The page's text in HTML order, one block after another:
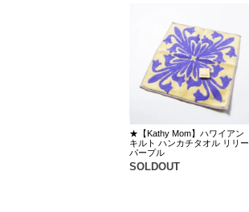
★【Kathy Mom】ハワイアン
キルト ハンカチタオル リリー
パープル
SOLDOUT